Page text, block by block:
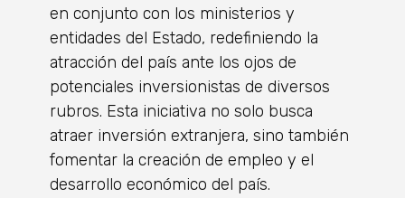
en conjunto con los ministerios y
entidades del Estado, redefiniendo la
atracción del país ante los ojos de
potenciales inversionistas de diversos
rubros. Esta iniciativa no solo busca
atraer inversión extranjera, sino también
fomentar la creación de empleo y el
desarrollo económico del país.